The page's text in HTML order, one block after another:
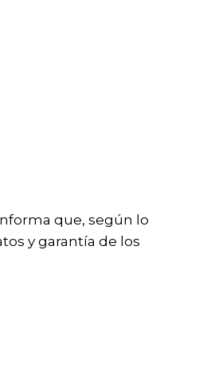
que, según lo
y garantía de los